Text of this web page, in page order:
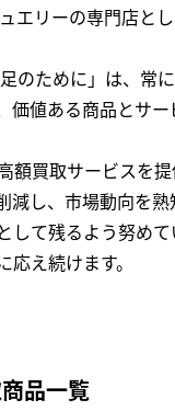
リーの専門店と
のために」は、
値ある商品とサ
買取サービスを
し、市場動向を熟
て残るよう努め
え続けます。
品一覧